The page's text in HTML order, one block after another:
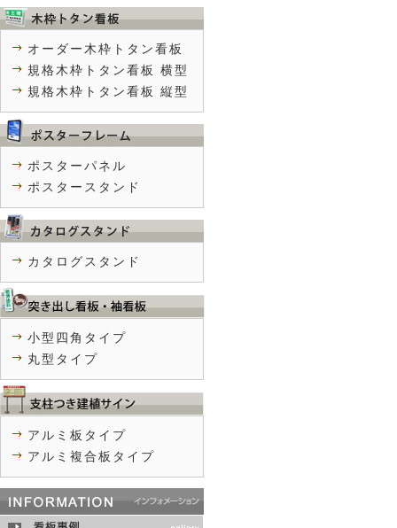
オーダー木枠トタン看板
規格木枠トタン看板 横型
規格木枠トタン看板 縦型
ポスターパネル
ポスタースタンド
カタログスタンド
小型四角タイプ
丸型タイプ
アルミ板タイプ
アルミ複合板タイプ